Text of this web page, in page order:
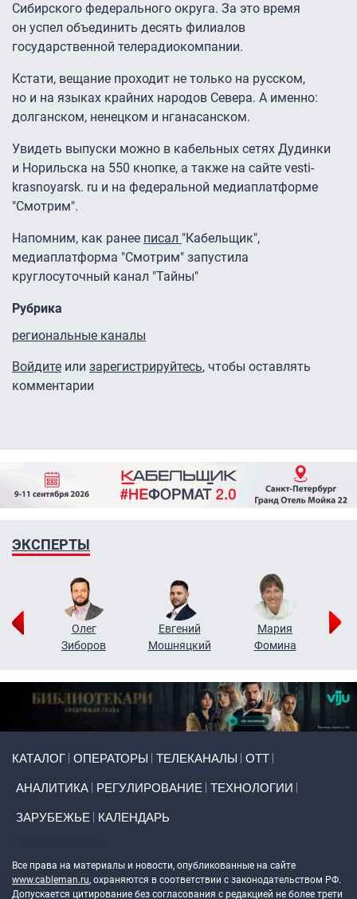
Сибирского федерального округа. За это время
он успел объединить десять филиалов
государственной телерадиокомпании.
Кстати, вещание проходит не только на русском,
но и на языках крайних народов Севера. А именно:
долганском, ненецком и нганасанском.
Увидеть выпуски можно в кабельных сетях Дудинки
и Норильска на 550 кнопке, а также на сайте vesti-
krasnoyarsk. ru и на федеральной медиаплатформе
"Смотрим".
Напомним, как ранее писал "Кабельщик",
медиаплатформа "Смотрим" запустила
круглосуточный канал "Тайны"
Рубрика
региональные каналы
Войдите или зарегистрируйтесь, чтобы оставлять
комментарии
ЭКСПЕРТЫ
Олег
Зиборов
Евгений
Мошняцкий
Мария
Фомина
КАТАЛОГ ОПЕРАТОРЫ ТЕЛЕКАНАЛЫ ОТТ
АНАЛИТИКА РЕГУЛИРОВАНИЕ ТЕХНОЛОГИИ
ЗАРУБЕЖЬЕ КАЛЕНДАРЬ
Все права на материалы и новости, опубликованные на сайте
www.cableman.ru, охраняются в соответствии с законодательством РФ.
Допускается цитирование без согласования с редакцией не более трети